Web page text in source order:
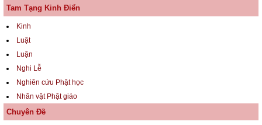
Tam Tạng Kinh Điển
Kinh
Luật
Luận
Nghi Lễ
Nghiên cứu Phật học
Nhân vật Phật giáo
Chuyên Đề